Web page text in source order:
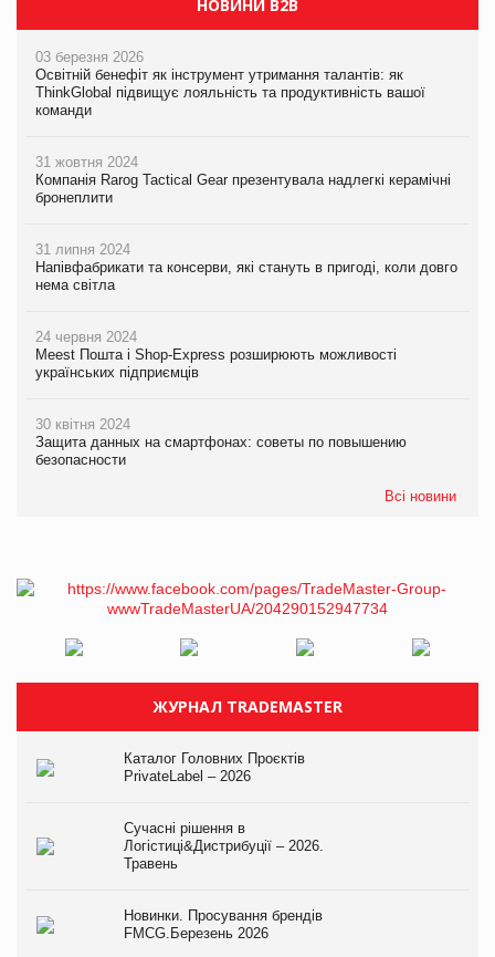
НОВИНИ B2B
03 березня 2026
Освітній бенефіт як інструмент утримання талантів: як
ThinkGlobal підвищує лояльність та продуктивність вашої
команди
31 жовтня 2024
Компанія Rarog Tactical Gear презентувала надлегкі керамічні
бронеплити
31 липня 2024
Напівфабрикати та консерви, які стануть в пригоді, коли довго
нема світла
24 червня 2024
Meest Пошта і Shop-Express розширюють можливості
українських підприємців
30 квітня 2024
Защита данных на смартфонах: советы по повышению
безопасности
Всі новини
ЖУРНАЛ TRADEMASTER
Каталог Головних Проєктів
PrivateLabel – 2026
Сучасні рішення в
Логістиці&Дистрибуції – 2026.
Травень
Новинки. Просування брендів
FMCG.Березень 2026